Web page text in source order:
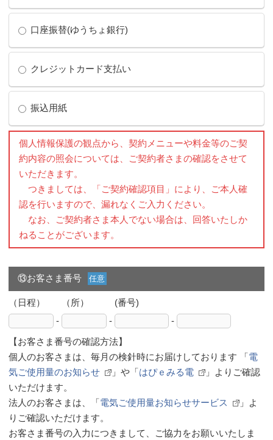
口座振替(ゆうちょ銀行)
クレジットカード支払い
振込用紙
よくご利用になるコンビニエンスストアの名前
個人情報保護の観点から、契約メニューや料金等のご契
約内容の照会については、ご契約者さまの確認をさせて
いただきます。
つきましては、「ご契約確認項目」により、ご本人確
認を行いますので、漏れなくご入力ください。
なお、ご契約者さま本人でない場合は、回答いたしか
ねることがございます。
⑬お客さま番号 任意
（日程）
-
（所）
-
(番号)
-
【お客さま番号の確認方法】
個人のお客さまは、毎月の検針時にお届けしております 「 電
気ご使用量のお知らせ
」や「 はぴｅみる電
」よりご確認
いただけます。
法人のお客さまは、「 電気ご使用量お知らせサービス
」よ
りご確認いただけます。
お客さま番号の入力につきまして、ご協力をお願いいたしま